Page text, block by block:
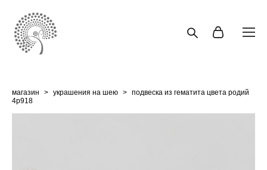
магазин > украшения на шею > подвеска из гематита цвета родий
4p918